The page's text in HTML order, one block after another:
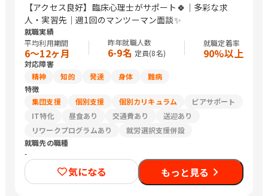
【アクセス良好】臨床心理士がサポート🍀｜多彩な求
人・実習先｜週1回のマンツーマン面談✨
就職実績
平均利用期間
6〜12ヶ月
昨年就職人数
6-9名 定員(8名)
就職定着率
90%以上
対応障害
精神
知的 発達 身体
難病
特徴
集団支援
個別支援 個別カリキュラム
ピアサポート
IT特化
昼食あり 交通費あり
送迎あり
リワークプログラムあり
就労選択支援併設
就職先の職種
-
気になる もっと見る